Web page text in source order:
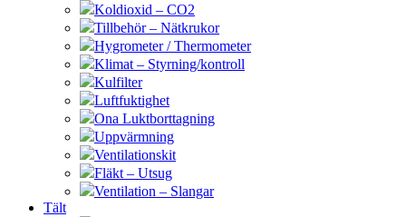
Koldioxid – CO2
Tillbehör – Nätkrukor
Hygrometer / Thermometer
Klimat – Styrning/kontroll
Kulfilter
Luftfuktighet
Ona Luktborttagning
Uppvärmning
Ventilationskit
Fläkt – Utsug
Ventilation – Slangar
Tält